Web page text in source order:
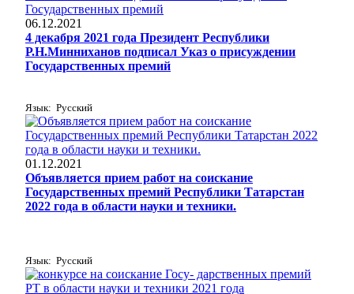
06.12.2021
4 декабря 2021 года Президент Республики
Р.Н.Минниханов подписал Указ о присуждении
Государственных премий
Язык: Русский
01.12.2021
Объявляется прием работ на соискание
Государственных премий Республики Татарстан
2022 года в области науки и техники.
Язык: Русский